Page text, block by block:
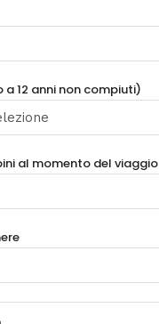
a 12 anni non compiuti)
al momento del viaggio